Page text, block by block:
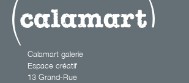
Calamart galerie
Espace créatif
13 Grand-Rue